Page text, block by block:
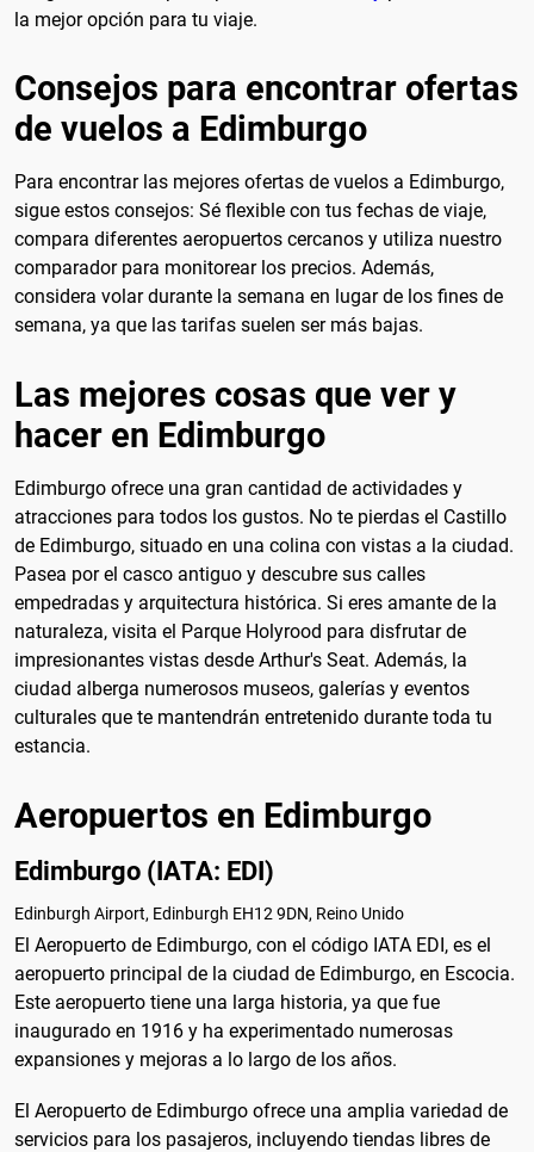
la mejor opción para tu viaje.
Consejos para encontrar ofertas
de vuelos a Edimburgo
Para encontrar las mejores ofertas de vuelos a Edimburgo,
sigue estos consejos: Sé flexible con tus fechas de viaje,
compara diferentes aeropuertos cercanos y utiliza nuestro
comparador para monitorear los precios. Además,
considera volar durante la semana en lugar de los fines de
semana, ya que las tarifas suelen ser más bajas.
Las mejores cosas que ver y
hacer en Edimburgo
Edimburgo ofrece una gran cantidad de actividades y
atracciones para todos los gustos. No te pierdas el Castillo
de Edimburgo, situado en una colina con vistas a la ciudad.
Pasea por el casco antiguo y descubre sus calles
empedradas y arquitectura histórica. Si eres amante de la
naturaleza, visita el Parque Holyrood para disfrutar de
impresionantes vistas desde Arthur's Seat. Además, la
ciudad alberga numerosos museos, galerías y eventos
culturales que te mantendrán entretenido durante toda tu
estancia.
Aeropuertos en Edimburgo
Edimburgo (IATA: EDI)
Edinburgh Airport, Edinburgh EH12 9DN, Reino Unido
El Aeropuerto de Edimburgo, con el código IATA EDI, es el
aeropuerto principal de la ciudad de Edimburgo, en Escocia.
Este aeropuerto tiene una larga historia, ya que fue
inaugurado en 1916 y ha experimentado numerosas
expansiones y mejoras a lo largo de los años.
El Aeropuerto de Edimburgo ofrece una amplia variedad de
servicios para los pasajeros, incluyendo tiendas libres de